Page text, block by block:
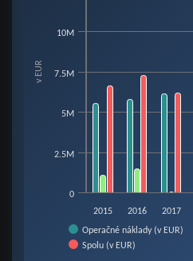
The chart has 1 Y axis displaying v
v EUR
Operačné náklady (v EUR)
Spolu (v EUR)
2015 2016 2017
0
2.5M
5M
7.5M
10M